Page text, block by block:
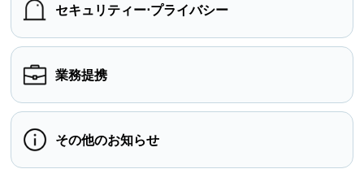
セキュリティー⋅プライバシー
業務提携
その他のお知らせ